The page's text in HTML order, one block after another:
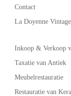
Contact
La Doyenne Vintage
Inkoop & Verkoop
Taxatie van Antiek
Meubelrestauratie
Restauratie van